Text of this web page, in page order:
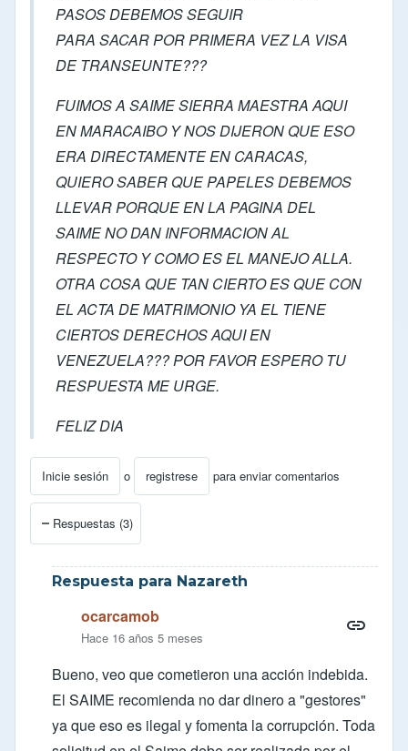
PASOS DEBEMOS SEGUIR
PARA SACAR POR PRIMERA VEZ LA VISA
DE TRANSEUNTE???
FUIMOS A SAIME SIERRA MAESTRA AQUI
EN MARACAIBO Y NOS DIJERON QUE ESO
ERA DIRECTAMENTE EN CARACAS,
QUIERO SABER QUE PAPELES DEBEMOS
LLEVAR PORQUE EN LA PAGINA DEL
SAIME NO DAN INFORMACION AL
RESPECTO Y COMO ES EL MANEJO ALLA.
OTRA COSA QUE TAN CIERTO ES QUE CON
EL ACTA DE MATRIMONIO YA EL TIENE
CIERTOS DERECHOS AQUI EN
VENEZUELA??? POR FAVOR ESPERO TU
RESPUESTA ME URGE.
FELIZ DIA
Inicie sesión o registrese para enviar comentarios
Respuestas (3)
Respuesta para Nazareth
ocarcamob
Hace 16 años 5 meses
Bueno, veo que cometieron una acción indebida.
El SAIME recomienda no dar dinero a "gestores"
ya que eso es ilegal y fomenta la corrupción. Toda